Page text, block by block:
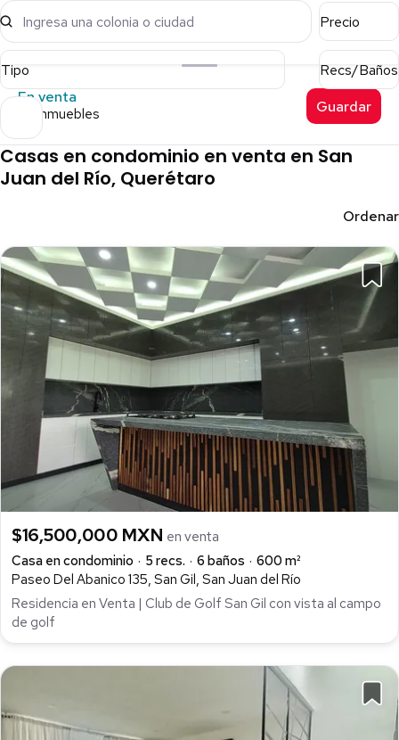
Ingresa una colonia o ciudad Precio
Tipo
Recs/Baños
En venta
34 inmuebles Guardar
Casas en condominio en venta en San
Juan del Río, Querétaro
Ordenar
$16,500,000 MXN en venta
Casa en condominio
5 recs. 6 baños
600 m²
Paseo Del Abanico 135, San Gil, San Juan del Río
Residencia en Venta | Club de Golf San Gil con vista al campo
de golf